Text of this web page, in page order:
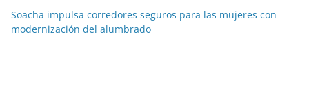
Soacha impulsa corredores seguros para las mujeres con
modernización del alumbrado